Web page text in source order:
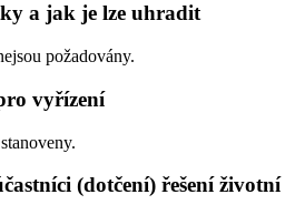
a jak je lze uhradit
požadovány.
vyřízení
(dotčení) řešení životní